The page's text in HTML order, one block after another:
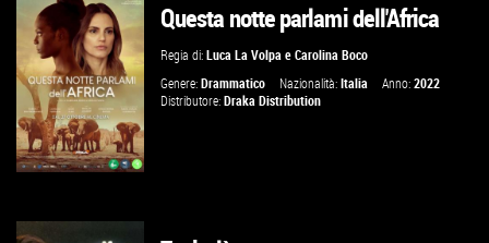
VAI ALLA SCHEDA
Questa notte parlami dell'Africa
Regia di:Luca La Volpa eCarolina Boco
Genere:Drammatico Nazionalità:Italia Anno:2022
Distributore:Draka Distribution